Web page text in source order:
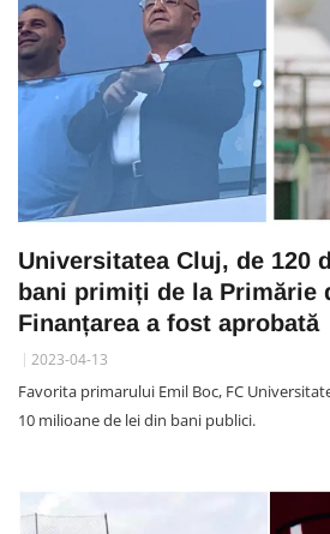
Universitatea Cluj, de 120
bani primiți de la Primărie
Finanțarea a fost aprobată
2023-04-13
Favorita primarului Emil Boc, FC
10 milioane de lei din bani publici.